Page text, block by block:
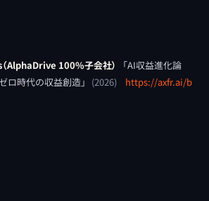
AlphaDrive 100%子会社） 「AI収益進化論
ロ時代の収益創造」 (2026)
https://axfr.ai/b